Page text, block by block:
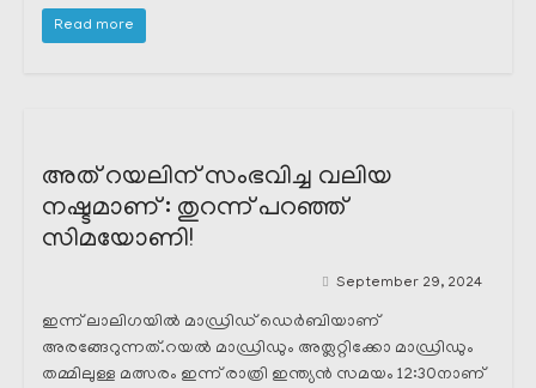
Read more
അത് റയലിന് സംഭവിച്ച വലിയ
നഷ്ടമാണ് : തുറന്ന് പറഞ്ഞ്
സിമയോണി!
September 29, 2024
ഇന്ന് ലാലിഗയിൽ മാഡ്രിഡ് ഡെർബിയാണ്
അരങ്ങേറുന്നത്.റയൽ മാഡ്രിഡും അത്ലറ്റിക്കോ മാഡ്രിഡും
തമ്മിലുള്ള മത്സരം ഇന്ന് രാത്രി ഇന്ത്യൻ സമയം 12:30നാണ്